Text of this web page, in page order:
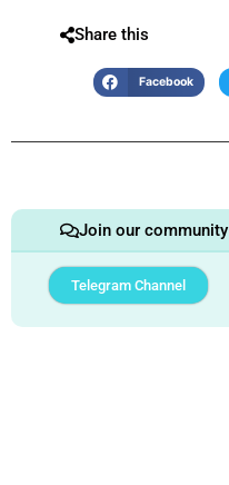
Share this
Facebook
Join our community
Telegram Channel